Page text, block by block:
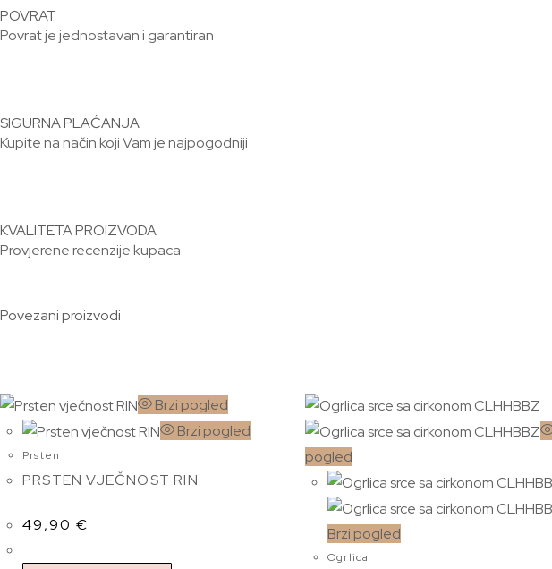
POVRAT
Povrat je jednostavan i garantiran
SIGURNA PLAĆANJA
Kupite na način koji Vam je najpogodniji
KVALITETA PROIZVODA
Provjerene recenzije kupaca
Povezani proizvodi
Brzi pogled
Brzi pogled
Prsten
PRSTEN VJEČNOST RIN
49,90 €
pogled
Brzi pogled
Ogrlica